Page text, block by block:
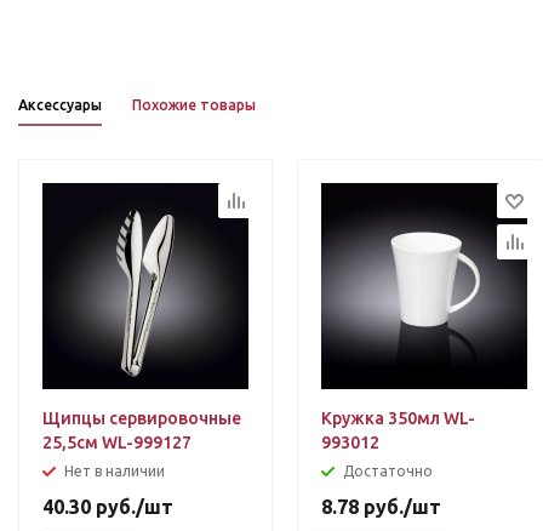
Аксессуары Похожие товары
Щипцы сервировочные
25,5см WL-999127
Нет в наличии
40.30 руб./шт
Кружка 350мл WL-
993012
Достаточно
8.78 руб./шт